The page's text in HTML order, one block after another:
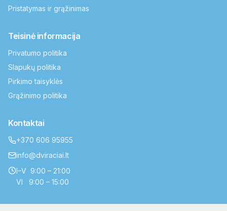
Pristatymas ir grąžinimas
Teisinė informacija
Privatumo politika
Slapukų politika
Pirkimo taisyklės
Grąžinimo politika
Kontaktai
+370 606 95955
info@dviraciai.lt
I–V 9:00 – 21:00
VI 9:00 – 15:00